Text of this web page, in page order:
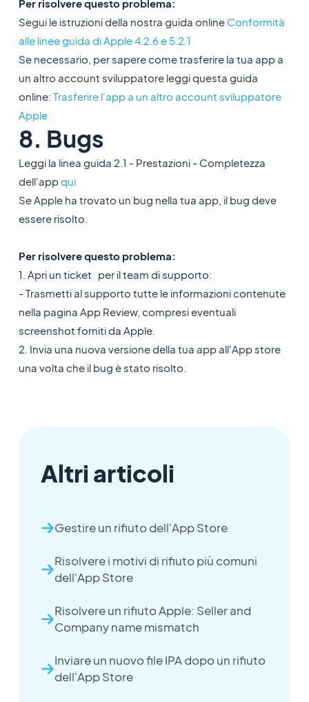
Per risolvere questo problema:
Segui le istruzioni della nostra guida online Conformità
alle linee guida di Apple 4.2.6 e 5.2.1
Se necessario, per sapere come trasferire la tua app a
un altro account sviluppatore leggi questa guida
online: Trasferire l'app a un altro account sviluppatore
Apple
8. Bugs
Leggi la linea guida 2.1 - Prestazioni - Completezza
dell'appqui
Se Apple ha trovato un bug nella tua app, il bug deve
essere risolto.
Per risolvere questo problema:
1. Apri un ticket per il team di supporto:
- Trasmetti al supporto tutte le informazioni contenute
nella pagina App Review, compresi eventuali
screenshot forniti da Apple.
2. Invia una nuova versione della tua app all'App store
una volta che il bug è stato risolto.
Altri articoli
Gestire un rifiuto dell'App Store
Risolvere i motivi di rifiuto più comuni
dell'App Store
Risolvere un rifiuto Apple: Seller and
Company name mismatch
Inviare un nuovo file IPA dopo un rifiuto
dell'App Store